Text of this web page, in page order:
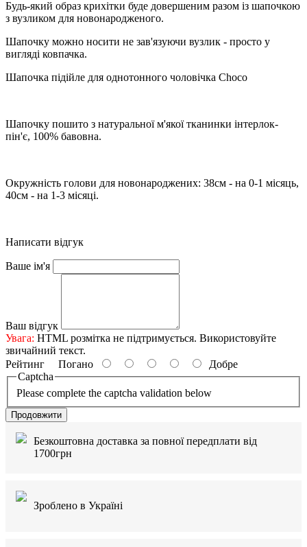
Будь-який образ крихітки буде довершеним разом із шапочкою
з вузликом для новонародженого.
Шапочку можно носити не зав'язуючи вузлик - просто у
вигляді ковпачка.
Шапочка підійле для однотонного чоловічка Choco
Шапочку пошито з натуральної м'якої тканинки інтерлок-
пін'є, 100% бавовна.
Окружність голови для новонароджених: 38см - на 0-1 місяць,
40см - на 1-3 місяці.
Написати відгук
Ваше ім'я
Ваш відгук
Увага: HTML розмітка не підтримується. Використовуйте
звичайний текст.
Рейтинг Погано
Добре
Captcha
Please complete the captcha validation below
Продовжити
Безкоштовна доставка за повної передплати від
1700грн
Зроблено в Україні